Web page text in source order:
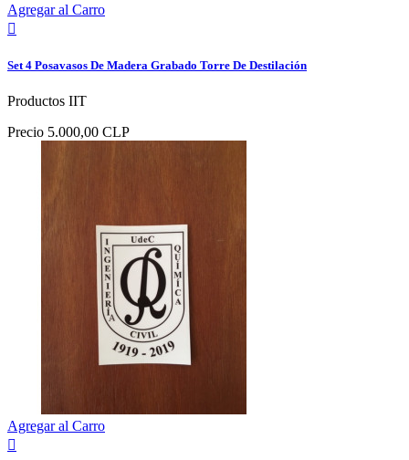
Agregar al Carro

Set 4 Posavasos De Madera Grabado Torre De Destilación
Productos IIT
Precio 5.000,00 CLP
Agregar al Carro
